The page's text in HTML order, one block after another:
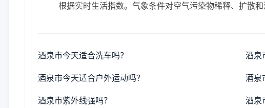
根据实时生活指数。气象条件对空气污染物稀释、扩散和
酒泉市今天适合洗车吗？ 酒泉
酒泉市今天适合户外运动吗？ 酒泉
酒泉市紫外线强吗？ 酒泉